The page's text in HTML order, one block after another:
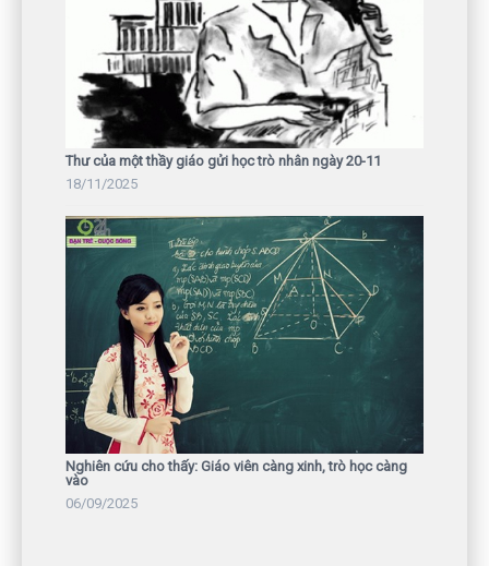
Thư của một thầy giáo gửi học trò nhân ngày 20-11
18/11/2025
Nghiên cứu cho thấy: Giáo viên càng xinh, trò học càng
vào
06/09/2025